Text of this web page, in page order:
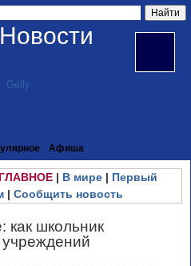
Афиша
ГЛАВНОЕ| В мире| Первый
| Сообщить новость
как школьник